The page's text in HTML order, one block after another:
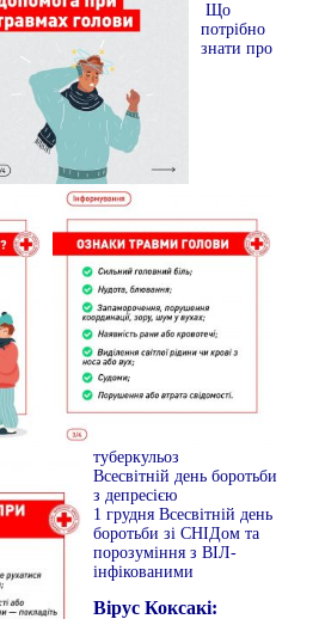
Що
потрібно
знати про
туберкульоз
Всесвітній день боротьби
з депресією
1 грудня Всесвітній день
боротьби зі СНІДом та
порозуміння з ВІЛ-
інфікованими
Вірус Коксакі: